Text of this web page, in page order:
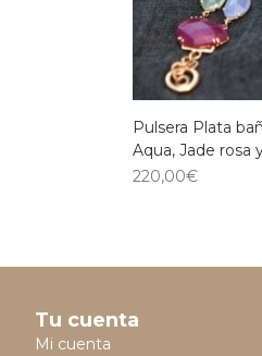
Pulsera Plata
Aqua, Jade rosa
220,00€
Tu cuenta
Mi cuenta